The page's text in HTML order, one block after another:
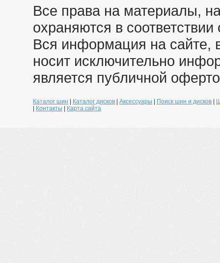
Все права на материалы,
охраняются в
Вся информация на сайте,
носит исключительно
является публичной
Каталог шин Каталог дисков Аксессуары Поиск шин и дисков
Контакты Карта сайта